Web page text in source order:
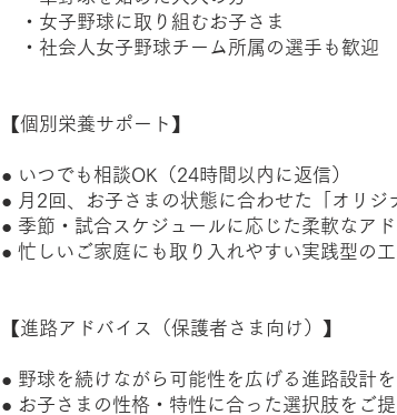
・女子野球に取り組むお子さま
・社会人女子野球チーム所属の選手も歓迎
【個別栄養サポート】
● いつでも相談OK（24時間以内に返信）
● 月2回、お子さまの状態に合わせた「オリジ
● 季節・試合スケジュールに応じた柔軟なア
● 忙しいご家庭にも取り入れやすい実践型の
【進路アドバイス（保護者さま向け）】
● 野球を続けながら可能性を広げる進路設計
● お子さまの性格・特性に合った選択肢をご